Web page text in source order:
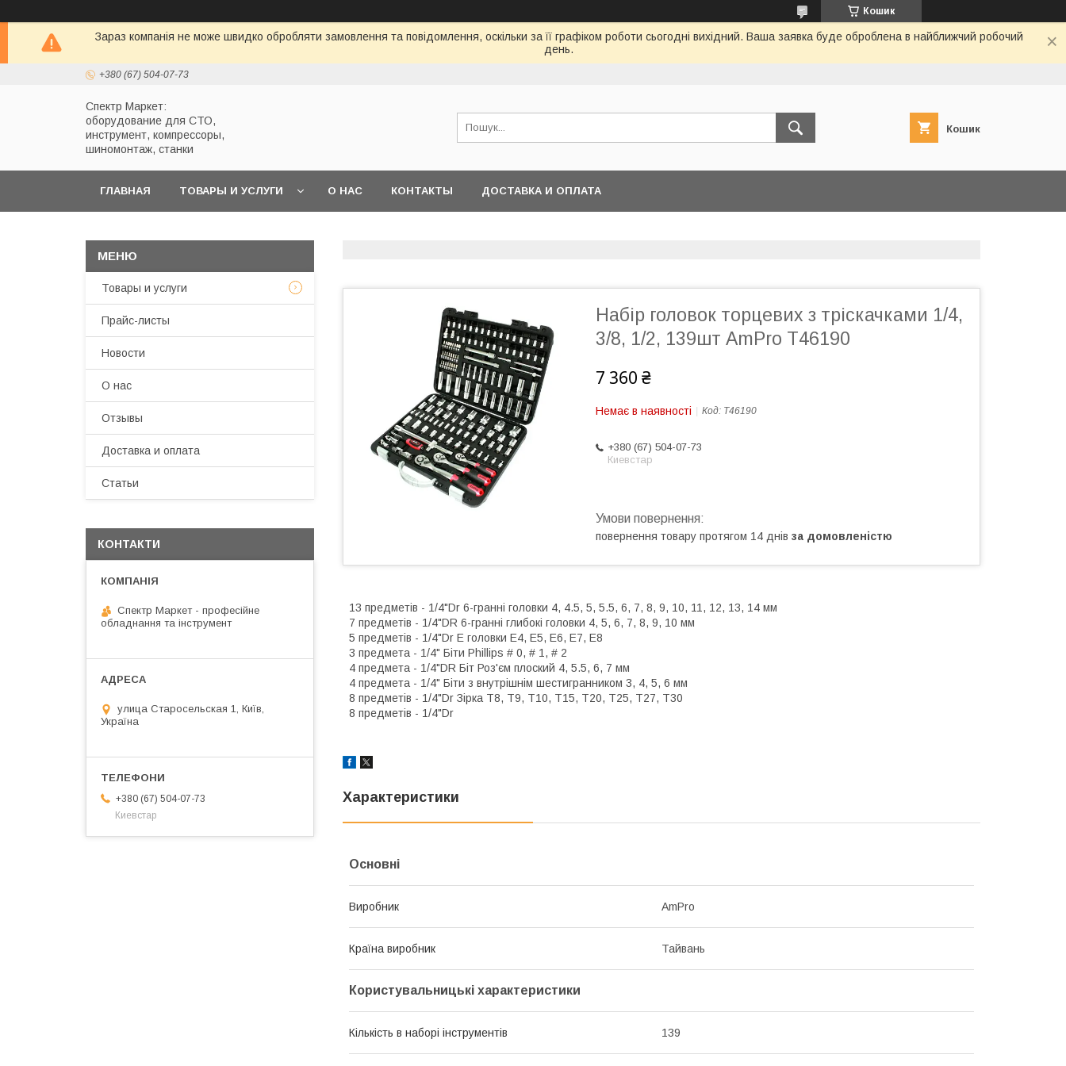
Кошик
Зараз компанія не може швидко обробляти замовлення та повідомлення, оскільки за її графіком роботи сьогодні вихідний. Ваша заявка буде оброблена в найближчий робочий
день.
+380 (67) 504-07-73
Спектр Маркет:
оборудование для СТО,
инструмент, компрессоры,
шиномонтаж, станки
Кошик
ГЛАВНАЯ ТОВАРЫ И УСЛУГИ О НАС КОНТАКТЫ ДОСТАВКА И ОПЛАТА
Набір головок торцевих з тріскачками 1/4,
3/8, 1/2, 139шт AmPro T46190
7 360 ₴
Немає в наявності Код: T46190
+380 (67) 504-07-73
Киевстар
повернення товару протягом 14 днів за домовленістю
13 предметів - 1/4"Dr 6-гранні головки 4, 4.5, 5, 5.5, 6, 7, 8, 9, 10, 11, 12, 13, 14 мм
7 предметів - 1/4"DR 6-гранні глибокі головки 4, 5, 6, 7, 8, 9, 10 мм
5 предметів - 1/4"Dr E головки Е4, Е5, Е6, Е7, Е8
3 предмета - 1/4" Біти Phillips # 0, # 1, # 2
4 предмета - 1/4"DR Біт Роз'єм плоский 4, 5.5, 6, 7 мм
4 предмета - 1/4" Біти з внутрішнім шестигранником 3, 4, 5, 6 мм
8 предметів - 1/4"Dr Зірка Т8, Т9, Т10, Т15, Т20, Т25, Т27, T30
8 предметів - 1/4"Dr
Характеристики
Основні
Виробник AmPro
Країна виробник Тайвань
Користувальницькі характеристики
Кількість в наборі інструментів 139
Товары и услуги
Прайс-листы
Новости
О нас
Отзывы
Доставка и оплата
Статьи
КОНТАКТИ
Спектр Маркет - професійне
обладнання та інструмент
улица Старосельская 1, Київ,
Україна
+380 (67) 504-07-73
Киевстар